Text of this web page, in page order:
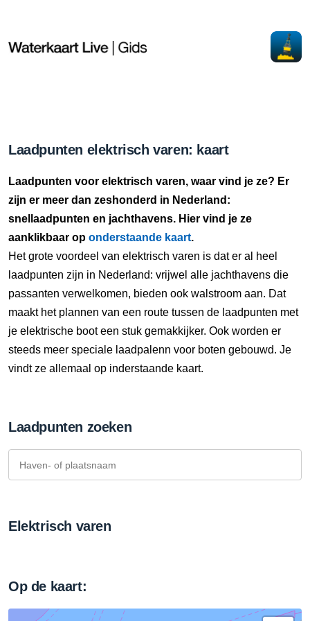
Laadpunten elektrisch varen: kaart
Laadpunten voor elektrisch varen, waar vind je ze? Er
zijn er meer dan zeshonderd in Nederland:
snellaadpunten en jachthavens. Hier vind je ze
aanklikbaar op onderstaande kaart.
Het grote voordeel van elektrisch varen is dat er al heel
laadpunten zijn in Nederland: vrijwel alle jachthavens die
passanten verwelkomen, bieden ook walstroom aan. Dat
maakt het plannen van een route tussen de laadpunten met
je elektrische boot een stuk gemakkijker. Ook worden er
steeds meer speciale laadpalenn voor boten gebouwd. Je
vindt ze allemaal op inderstaande kaart.
Laadpunten zoeken
Elektrisch varen
Op de kaart: